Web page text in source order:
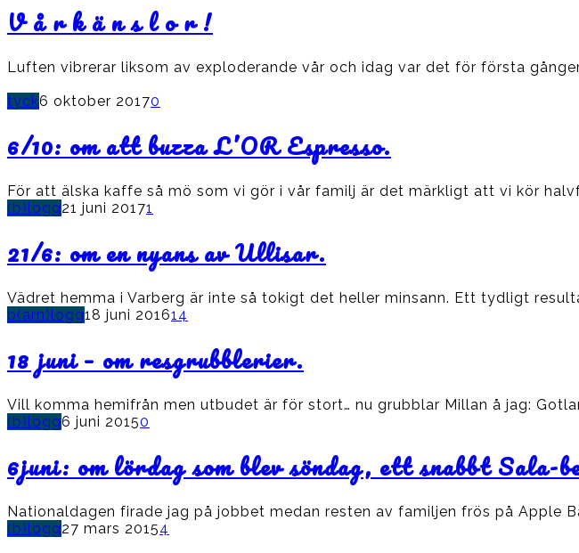
V å r k ä n s l o r !
Luften vibrerar liksom av exploderande vår och idag var det för första
tyck6 oktober 20170
6/10: om att buzza L’OR Espresso.
För att älska kaffe så mö som vi gör i vår familj är det märkligt att vi kör
(b)logg21 juni 20171
21/6: om en nyans av Ullisar.
Vädret hemma i Varberg är inte så tokigt det heller minsann. Ett tydligt
b(arn)logg18 juni 201614
18 juni – om resgrubblerier.
Vill komma hemifrån men utbudet är för stort… nu grubblar Millan å jag:
(b)logg6 juni 20150
6juni: om lördag som blev söndag, ett snabbt Sala-
Nationaldagen firade jag på jobbet medan resten av familjen frös på Apple
(b)logg27 mars 20154